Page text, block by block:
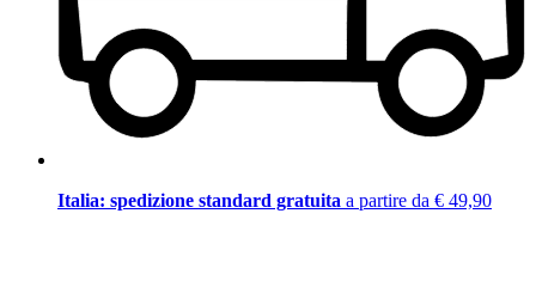
Italia: spedizione standard gratuita a partire da € 49,90